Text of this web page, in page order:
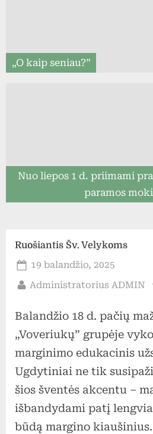
„O kaip seniau?”
Nuo liepos 1 d. priimami
paramos
Ruošiantis Šv. Velykoms
Posted
on
19 balandžio, 2025
By
Administratorius ADMIN
Balandžio 18 d. pačių
„Voveriukų” grupėje
marginimo edukacinis
Ugdytiniai ne tik
šios šventės akcentu –
išbandydami patį
būdą margino